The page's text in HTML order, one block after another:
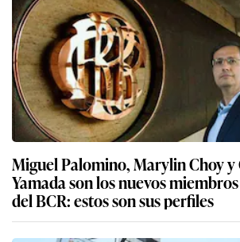
Miguel Palomino, Marylin Choy y
Yamada son los nuevos
del BCR: estos son sus perfiles